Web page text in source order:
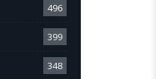
496
399
348